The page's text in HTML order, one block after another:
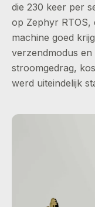
die 230 keer per
op Zephyr RTOS,
machine goed
verzendmodus en
stroomgedrag,
werd uiteindelijk